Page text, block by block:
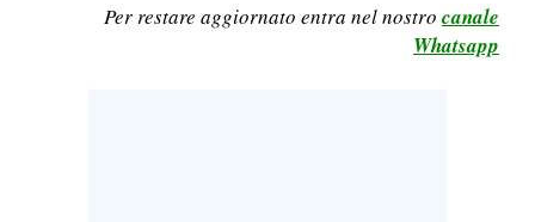
Per restare aggiornato entra nel nostro canale
Whatsapp